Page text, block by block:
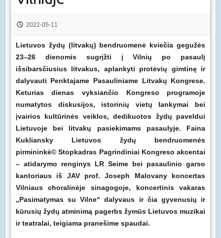
2022-05-11
Lietuvos žydų (litvakų) bendruomenė kviečia gegužės
23–26 dienomis sugrįžti į Vilnių po pasaulį
išsibarsčiusius litvakus, aplankyti protėvių gimtinę ir
dalyvauti Penktajame Pasauliniame Litvakų Kongrese.
Keturias dienas vyksiančio Kongreso programoje
numatytos diskusijos, istorinių vietų lankymai bei
įvairios kultūrinės veiklos, dedikuotos žydų paveldui
Lietuvoje bei litvakų pasiekimams pasaulyje. Faina
Kukliansky Lietuvos žydų bendruomenės
pirmininkė© Stopkadras Pagrindiniai Kongreso akcentai
– atidarymo renginys LR Seime bei pasaulinio garso
kantoriaus iš JAV prof. Joseph Malovany koncertas
Vilniaus choralinėje sinagogoje, koncertinis vakaras
„Pasimatymas su Vilne“ dalyvaus ir čia gyvenusių ir
kūrusių žydų atminimą pagerbs žymūs Lietuvos muzikai
ir teatralai, teigiama pranešime spaudai.